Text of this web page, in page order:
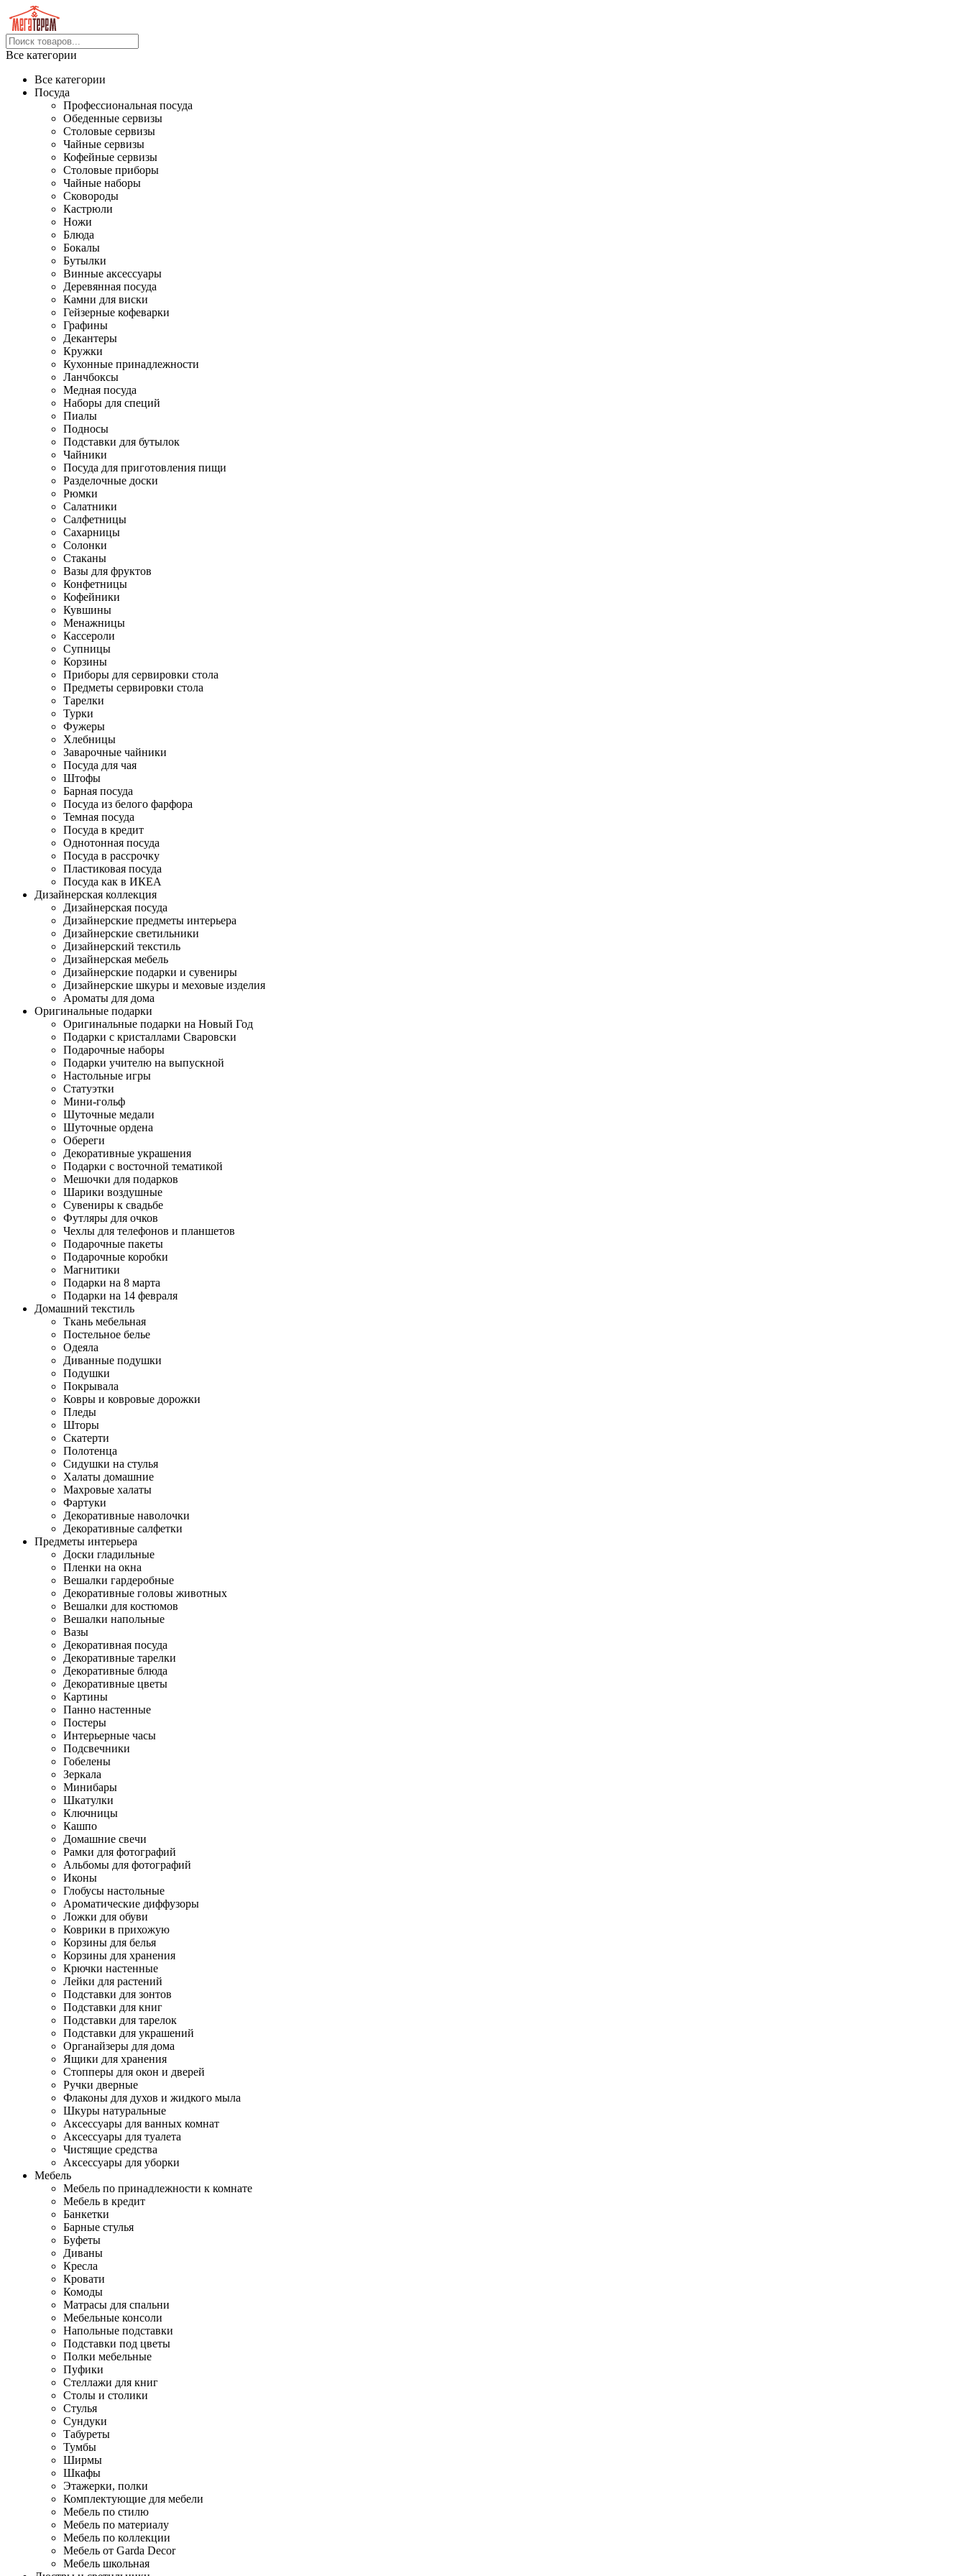
Все категории
Все категории
Посуда
Профессиональная посуда
Обеденные сервизы
Столовые сервизы
Чайные сервизы
Кофейные сервизы
Столовые приборы
Чайные наборы
Сковороды
Кастрюли
Ножи
Блюда
Бокалы
Бутылки
Винные аксессуары
Деревянная посуда
Камни для виски
Гейзерные кофеварки
Графины
Декантеры
Кружки
Кухонные принадлежности
Ланчбоксы
Медная посуда
Наборы для специй
Пиалы
Подносы
Подставки для бутылок
Чайники
Посуда для приготовления пищи
Разделочные доски
Рюмки
Салатники
Салфетницы
Сахарницы
Солонки
Стаканы
Вазы для фруктов
Конфетницы
Кофейники
Кувшины
Менажницы
Кассероли
Супницы
Корзины
Приборы для сервировки стола
Предметы сервировки стола
Тарелки
Турки
Фужеры
Хлебницы
Заварочные чайники
Посуда для чая
Штофы
Барная посуда
Посуда из белого фарфора
Темная посуда
Посуда в кредит
Однотонная посуда
Посуда в рассрочку
Пластиковая посуда
Посуда как в ИКЕА
Дизайнерская коллекция
Дизайнерская посуда
Дизайнерские предметы интерьера
Дизайнерские светильники
Дизайнерский текстиль
Дизайнерская мебель
Дизайнерские подарки и сувениры
Дизайнерские шкуры и меховые изделия
Ароматы для дома
Оригинальные подарки
Оригинальные подарки на Новый Год
Подарки с кристаллами Сваровски
Подарочные наборы
Подарки учителю на выпускной
Настольные игры
Статуэтки
Мини-гольф
Шуточные медали
Шуточные ордена
Обереги
Декоративные украшения
Подарки с восточной тематикой
Мешочки для подарков
Шарики воздушные
Сувениры к свадьбе
Футляры для очков
Чехлы для телефонов и планшетов
Подарочные пакеты
Подарочные коробки
Магнитики
Подарки на 8 марта
Подарки на 14 февраля
Домашний текстиль
Ткань мебельная
Постельное белье
Одеяла
Диванные подушки
Подушки
Покрывала
Ковры и ковровые дорожки
Пледы
Шторы
Скатерти
Полотенца
Сидушки на стулья
Халаты домашние
Махровые халаты
Фартуки
Декоративные наволочки
Декоративные салфетки
Предметы интерьера
Доски гладильные
Пленки на окна
Вешалки гардеробные
Декоративные головы животных
Вешалки для костюмов
Вешалки напольные
Вазы
Декоративная посуда
Декоративные тарелки
Декоративные блюда
Декоративные цветы
Картины
Панно настенные
Постеры
Интерьерные часы
Подсвечники
Гобелены
Зеркала
Минибары
Шкатулки
Ключницы
Кашпо
Домашние свечи
Рамки для фотографий
Альбомы для фотографий
Иконы
Глобусы настольные
Ароматические диффузоры
Ложки для обуви
Коврики в прихожую
Корзины для белья
Корзины для хранения
Крючки настенные
Лейки для растений
Подставки для зонтов
Подставки для книг
Подставки для тарелок
Подставки для украшений
Органайзеры для дома
Ящики для хранения
Стопперы для окон и дверей
Ручки дверные
Флаконы для духов и жидкого мыла
Шкуры натуральные
Аксессуары для ванных комнат
Аксессуары для туалета
Чистящие средства
Аксессуары для уборки
Мебель
Мебель по принадлежности к комнате
Мебель в кредит
Банкетки
Барные стулья
Буфеты
Диваны
Кресла
Кровати
Комоды
Матрасы для спальни
Мебельные консоли
Напольные подставки
Подставки под цветы
Полки мебельные
Пуфики
Стеллажи для книг
Столы и столики
Стулья
Сундуки
Табуреты
Тумбы
Ширмы
Шкафы
Этажерки, полки
Комплектующие для мебели
Мебель по стилю
Мебель по материалу
Мебель по коллекции
Мебель от Garda Decor
Мебель школьная